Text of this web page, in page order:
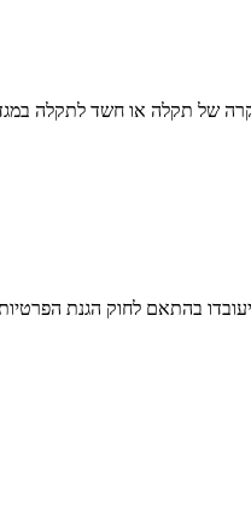
מקרה של תקלה או חשד לתקלה
הגנת הפרטיות, התשמ"א–1981 (כולל